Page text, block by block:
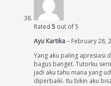
Rated 5 out of 5
Ayu Kartika– February 28,
Yang aku paling apresiasi
bagus banget. Tutorku
jadi aku tahu mana yang
diperbaiki. Itu bikin aku